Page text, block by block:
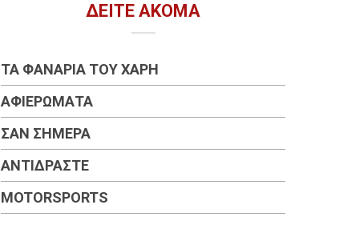
ΔΕΊΤΕ ΑΚΌΜΑ
ΤΑ ΦΑΝΆΡΙΑ ΤΟΥ ΧΆΡΗ
ΑΦΙΕΡΏΜΑΤΑ
ΣΑΝ ΣΉΜΕΡΑ
ΑΝΤΙΔΡΆΣΤΕ
MOTORSPORTS